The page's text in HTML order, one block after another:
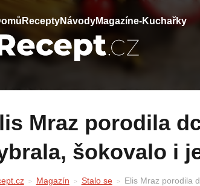
ReceptyNávodyMagazíne-Kuchařky
šokovalo i
Magazín Stalo se Elis Mraz porodila